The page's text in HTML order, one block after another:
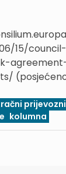
15/
(posjećeno
kolumna